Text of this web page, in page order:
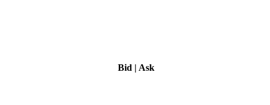
Bid | Ask